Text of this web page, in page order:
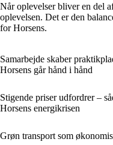
Når oplevelser bliver en del
oplevelsen. Det er den
for Horsens.
Samarbejde skaber
Horsens går hånd i hånd
Stigende priser udfordrer –
Horsens energikrisen
Grøn transport som